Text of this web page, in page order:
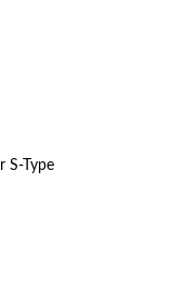
S-Type